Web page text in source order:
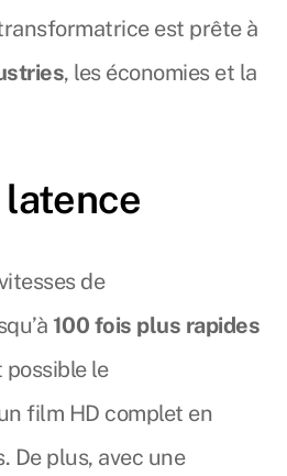
est prête à
, les économies et la
de
100 fois plus rapides
possible le
film HD complet en
De plus, avec une